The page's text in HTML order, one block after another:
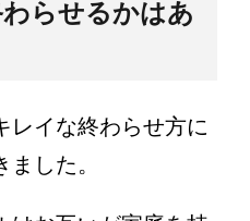
らせるかはあ
レイな終わらせ方に
した。